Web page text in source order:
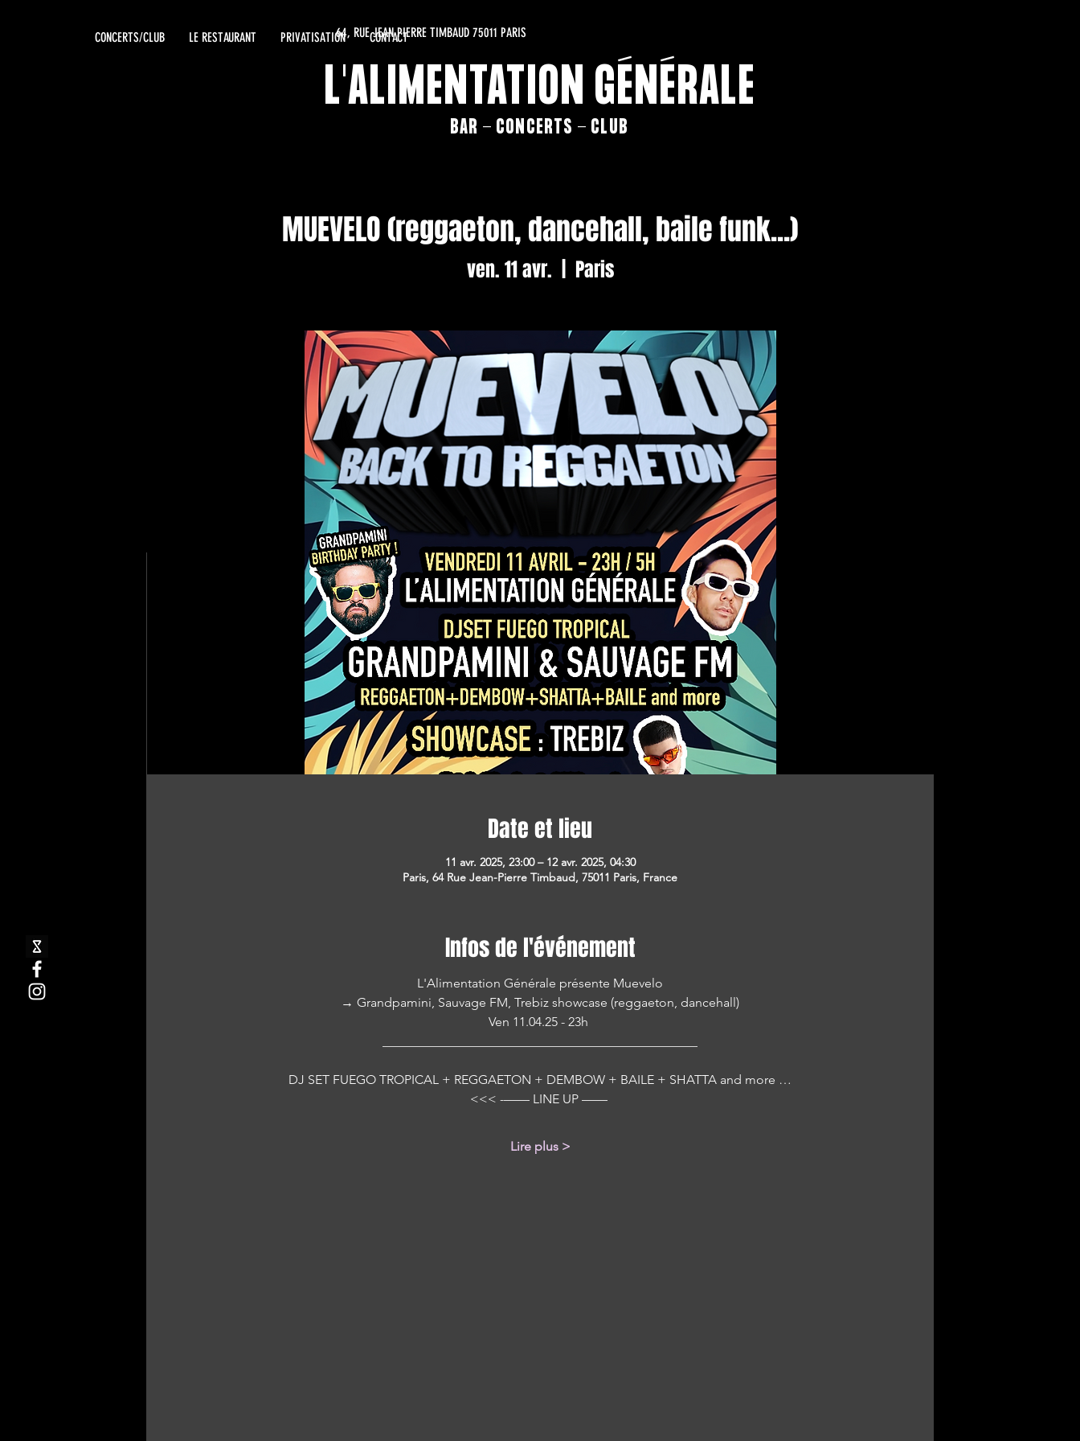
CONCERTS/CLUB LE RESTAURANT PRIVATISATION CONTACT
64, RUE JEAN PIERRE TIMBAUD 75011 PARIS
L'ALIMENTATION GÉNÉRALE
BAR - CONCERTS - CLUB
MUEVELO (reggaeton, dancehall, baile funk...)
ven. 11 avr. Paris
Date et lieu
11 avr. 2025, 23:00 – 12 avr. 2025, 04:30
Paris, 64 Rue Jean-Pierre Timbaud, 75011 Paris, France
Infos de l'événement
L'Alimentation Générale présente Muevelo
→ Grandpamini, Sauvage FM, Trebiz showcase (reggaeton, dancehall)
Ven 11.04.25 - 23h
DJ SET FUEGO TROPICAL + REGGAETON + DEMBOW + BAILE + SHATTA and more …
<<< -—— LINE UP ——
Lire plus >